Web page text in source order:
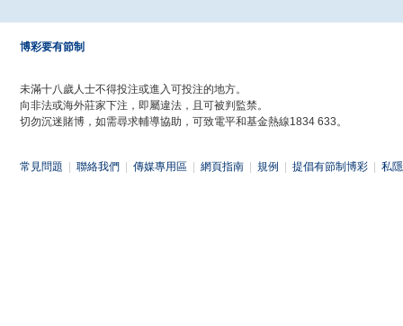
博彩要有節制
未滿十八歲人士不得投注或進入可投注的地方。
向非法或海外莊家下注，即屬違法，且可被判監禁。
切勿沉迷賭博，如需尋求輔導協助，可致電平和基金熱線1834 633。
常見問題 聯絡我們 傳媒專用區 網頁指南 規例 提倡有節制博彩 私